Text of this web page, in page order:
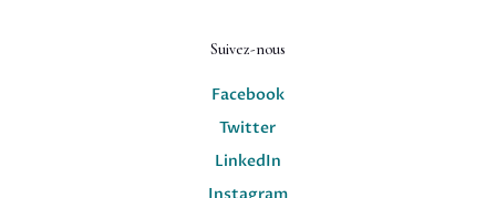
Suivez-nous
Facebook
Twitter
LinkedIn